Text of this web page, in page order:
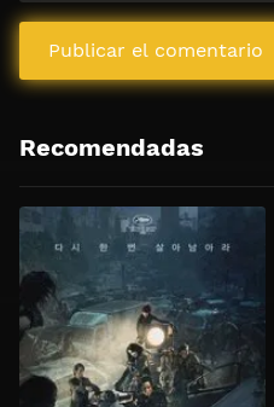
Recomendadas